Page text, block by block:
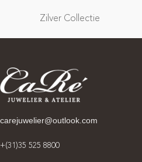
Zilver Collectie
carejuwelier@outlook.com
+(31)35 525 8800